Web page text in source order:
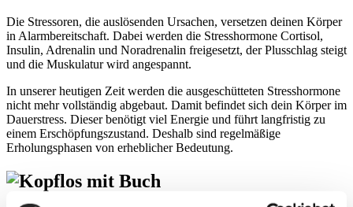
Die Stressoren, die auslösenden Ursachen, versetzen deinen Körper
in Alarmbereitschaft. Dabei werden die Stresshormone Cortisol,
Insulin, Adrenalin und Noradrenalin freigesetzt, der Plusschlag steigt
und die Muskulatur wird angespannt.
In unserer heutigen Zeit werden die ausgeschütteten Stresshormone
nicht mehr vollständig abgebaut. Damit befindet sich dein Körper im
Dauerstress. Dieser benötigt viel Energie und führt langfristig zu
einem Erschöpfungszustand. Deshalb sind regelmäßige
Erholungsphasen von erheblicher Bedeutung.